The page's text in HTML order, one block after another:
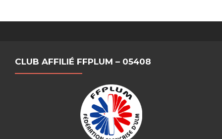
CLUB AFFILIÉ FFPLUM – 05408